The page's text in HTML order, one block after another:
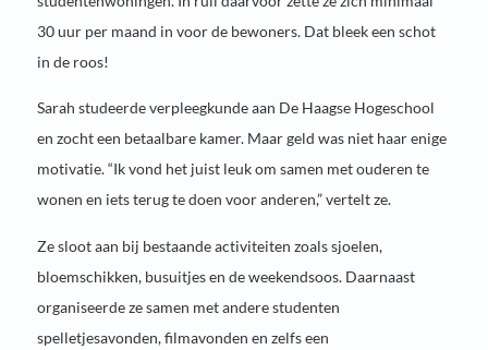
30 uur per maand in voor de bewoners. Dat bleek een schot
in de roos!
Sarah studeerde verpleegkunde aan De Haagse Hogeschool
en zocht een betaalbare kamer. Maar geld was niet haar enige
motivatie. “Ik vond het juist leuk om samen met ouderen te
wonen en iets terug te doen voor anderen,” vertelt ze.
Ze sloot aan bij bestaande activiteiten zoals sjoelen,
bloemschikken, busuitjes en de weekendsoos. Daarnaast
organiseerde ze samen met andere studenten
spelletjesavonden, filmavonden en zelfs een